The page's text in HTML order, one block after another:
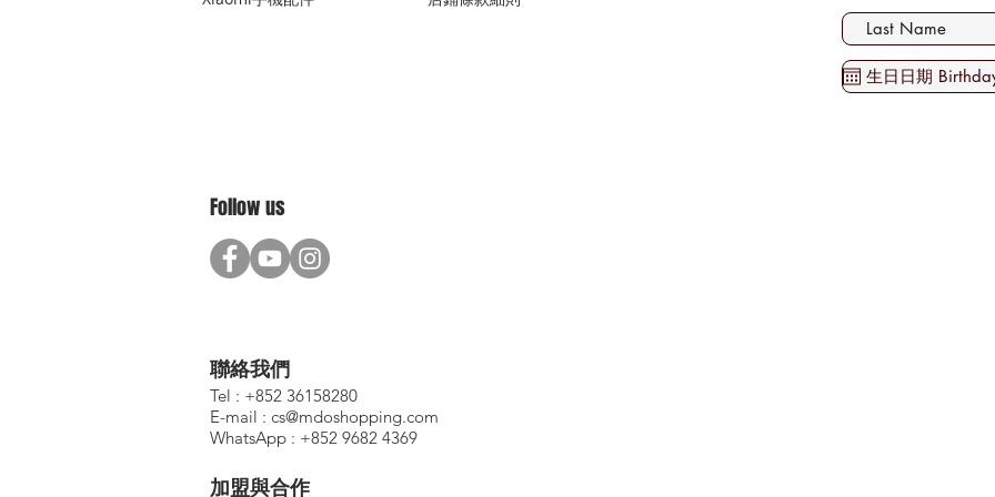
Follow us
加盟與合作
聯絡我們
Tel : +852 36158280
E-mail : cs@mdoshopping.com
WhatsApp : +852 9682 4369